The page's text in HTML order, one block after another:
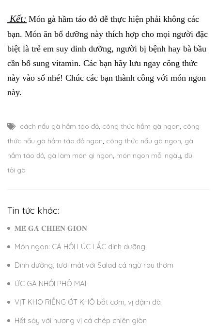
Kết: Món gà hầm táo đỏ dễ thực hiện phải không các
bạn. Món ăn bổ dưỡng này thích hợp cho mọi người đặc
biệt là trẻ em suy dinh dưỡng, người bị bệnh hay bà bầu
cần bổ sung vitamin. Các bạn hãy lưu ngay công thức
này vào sổ nhé! Chúc các bạn thành công với món ngon
này.
cách nấu gà hầm táo đỏ, công thức hầm gà ngon, công
thức nấu gà hầm táo đỏ ngon, công thức nấu gà ngon, gà
hầm táo đỏ, gà làm món gì ngon, món ngon mỗi ngày, đùi
tỏi gà
Tin tức khác:
𝐌𝐄̂̀ 𝐆𝐀̀ 𝐂𝐇𝐈𝐄̂𝐍 𝐆𝐈𝐎̀𝐍
Món ngon: CÁ HỒI LÚC LẮC dinh dưỡng
Dinh dưỡng, tươi mát với Salad cá ngừ rau thơm
ỨC GÀ NHỒI PHÔ MAI
VỊT KHO RIỀNG ỚT KHÔ bắt cơm, vị đậm đà
Hết sảy với hương vị cá chép chiên giòn